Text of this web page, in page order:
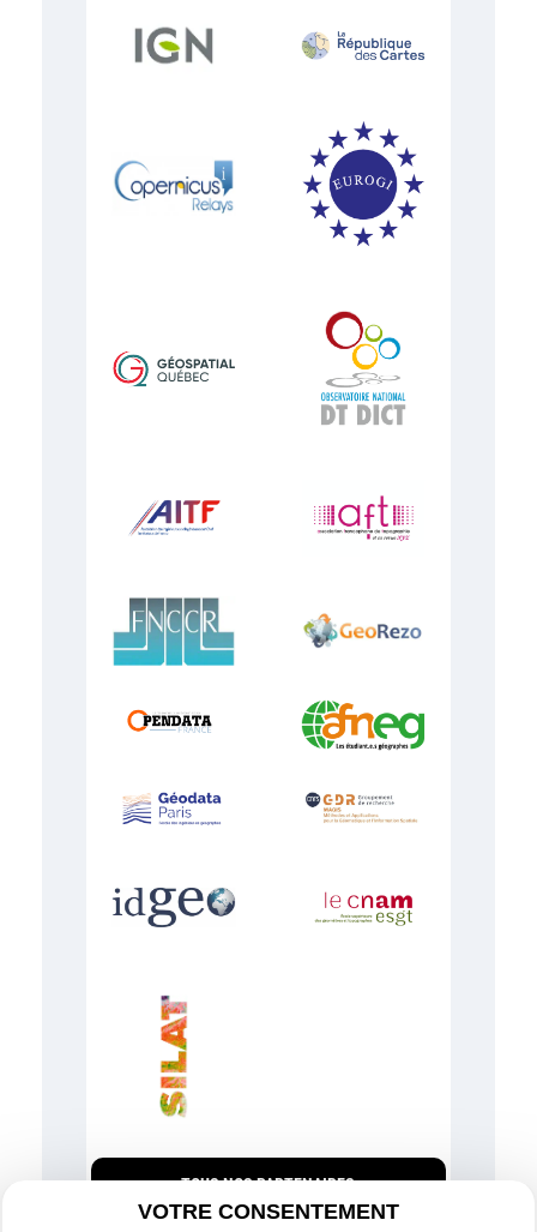
TOUS NOS PARTENAIRES
VOTRE CONSENTEMENT